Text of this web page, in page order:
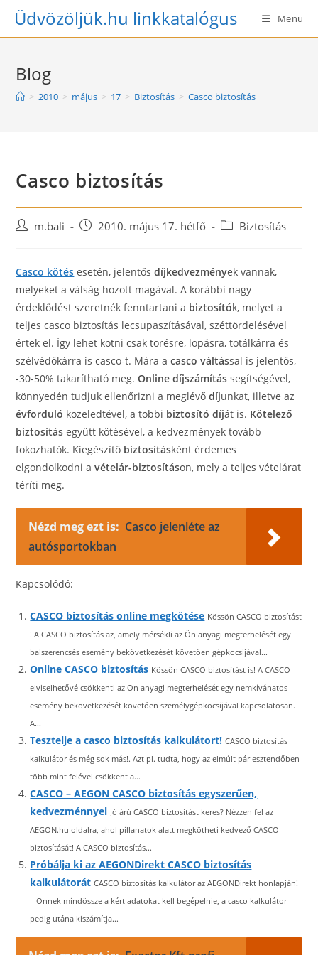
SkipÜdvözöljük.hu linkkatalógus Menu
Blog
> 2010 > május > 17 > Biztosítás > Casco biztosítás
Casco biztosítás
Postm.bali
Post2010. május 17. hétfő
PostBiztosítás
Casco kötés esetén, jelentősdíjkedvezmények vannak,
melyeket a válság hozott magával. A korábbi nagy
érdeklődést szeretnék fenntartani a biztosítók, melyet a
teljes casco biztosítás lecsupaszításával, széttördelésével
értek el. Így lehet kötni csak törésre, lopásra, totálkárra és
szélvédőkárra is casco-t. Mára acasco váltással is jelentős,
-30-50% takarítható meg.Online díjszámítás segítségével,
könnyedén tudjuk ellenőrizni a meglévődíjunkat, illetve az
évforduló közeledtével, a többi biztosító díját is. Kötelező
biztosítás együtt kötésével, a kedvezmények tovább
fokozhatók. Kiegészítő biztosításként érdemes
elgondolkodni avételár-biztosításon, mely a teljes vételárat
téríti meg.
Nézd meg ezt is: Casco jelenléte az
autósportokban
Kapcsolódó:
CASCO biztosítás online megkötése Kössön CASCO biztosítást
! A CASCO biztosítás az, amely mérsékli az Ön anyagi megterhelését egy
balszerencsés esemény bekövetkezését követően gépkocsijával...
Online CASCO biztosítás Kössön CASCO biztosítást is! A CASCO
elviselhetővé csökkenti az Ön anyagi megterhelését egy nemkívánatos
esemény bekövetkezését követően személygépkocsijával kapcsolatosan.
A...
Tesztelje a casco biztosítás kalkulátort! CASCO biztosítás
kalkulátor és még sok más!. Azt pl. tudta, hogy az elmúlt pár esztendőben
több mint felével csökkent a...
CASCO – AEGON CASCO biztosítás egyszerűen,
kedvezménnyel Jó árú CASCO biztosítást keres? Nézzen fel az
AEGON.hu oldalra, ahol pillanatok alatt megkötheti kedvező CASCO
biztosítását! A CASCO biztosítás...
Próbálja ki az AEGONDirekt CASCO biztosítás
kalkulátorát CASCO biztosítás kalkulátor az AEGONDirekt honlapján!
– Önnek mindössze a kért adatokat kell begépelnie, a casco kalkulátor
pedig utána kiszámítja...